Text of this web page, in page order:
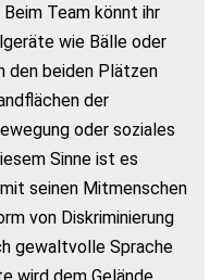
Team könnt ihr
wie Bälle oder
den beiden Plätzen
der
oder soziales
Sinne ist es
seinen Mitmenschen
von Diskriminierung
gewaltvolle Sprache